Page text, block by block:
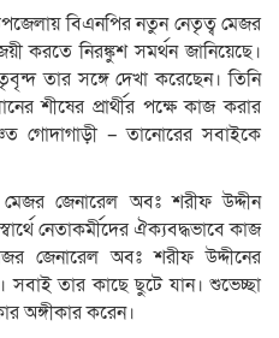
বিএনপির নতুন নেতৃত্ব মেজর
করতে নিরঙ্কুশ সমর্থন জানিয়েছে।
তার সঙ্গে দেখা করেছেন। তিনি
শীষের প্রার্থীর পক্ষে কাজ করার
গোদাগাড়ী – তানোরের সবাইকে
মেজর জেনারেল অবঃ শরীফ উদ্দীন
নেতাকর্মীদের ঐক্যবদ্ধভাবে কাজ
জেনারেল অবঃ শরীফ উদ্দীনের
সবাই তার কাছে ছুটে যান। শুভেচ্ছা
অঙ্গীকার করেন।